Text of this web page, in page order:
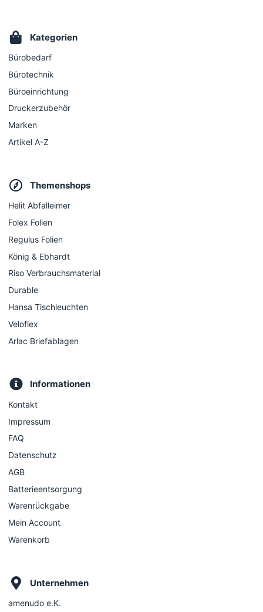
Kategorien
Bürobedarf
Bürotechnik
Büroeinrichtung
Druckerzubehör
Marken
Artikel A-Z
Themenshops
Helit Abfalleimer
Folex Folien
Regulus Folien
König & Ebhardt
Riso Verbrauchsmaterial
Durable
Hansa Tischleuchten
Veloflex
Arlac Briefablagen
Informationen
Kontakt
Impressum
FAQ
Datenschutz
AGB
Batterieentsorgung
Warenrückgabe
Mein Account
Warenkorb
Unternehmen
amenudo e.K.